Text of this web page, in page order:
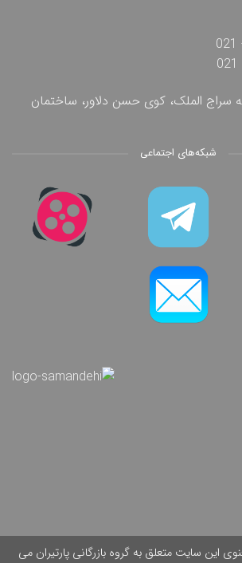
سراج الملک، کوی حسن دلاور، ساختمان
شبکه‌های اجتماعی
این سایت متعلق به گروه بازرگانی پارتیران می